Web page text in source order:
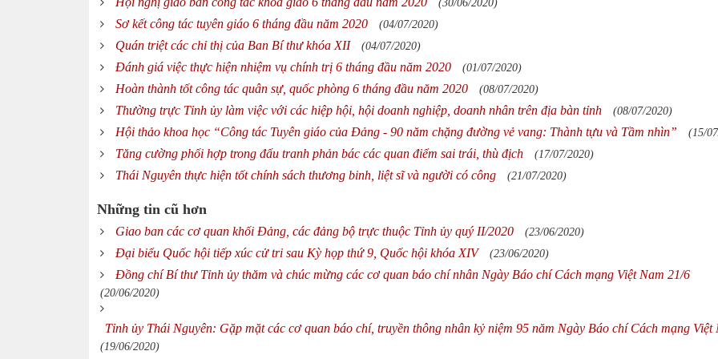
(30/06/2020)
Sơ kết công tác tuyên giáo 6 tháng đầu năm 2020 (04/07/2020)
Quán triệt các chỉ thị của Ban Bí thư khóa XII (04/07/2020)
Đánh giá việc thực hiện nhiệm vụ chính trị 6 tháng đầu năm 2020 (01/07/2020)
Hoàn thành tốt công tác quân sự, quốc phòng 6 tháng đầu năm 2020 (08/07/2020)
Thường trực Tỉnh ủy làm việc với các hiệp hội, hội doanh nghiệp, doanh nhân trên địa bàn tỉnh (08/07/2020)
Hội thảo khoa học “Công tác Tuyên giáo của Đảng - 90 năm chặng đường vẻ vang: Thành tựu và Tầm nhìn” (15/
Tăng cường phối hợp trong đấu tranh phản bác các quan điểm sai trái, thù địch (17/07/2020)
Thái Nguyên thực hiện tốt chính sách thương binh, liệt sĩ và người có công (21/07/2020)
Những tin cũ hơn
Giao ban các cơ quan khối Đảng, các đảng bộ trực thuộc Tỉnh ủy quý II/2020 (23/06/2020)
Đại biểu Quốc hội tiếp xúc cử tri sau Kỳ họp thứ 9, Quốc hội khóa XIV (23/06/2020)
Đồng chí Bí thư Tỉnh ủy thăm và chúc mừng các cơ quan báo chí nhân Ngày Báo chí Cách mạng Việt Nam 21/6
(20/06/2020)
Tỉnh ủy Thái Nguyên: Gặp mặt các cơ quan báo chí, truyền thông nhân kỷ niệm 95 năm Ngày Báo chí Cách mạng Việt
(19/06/2020)